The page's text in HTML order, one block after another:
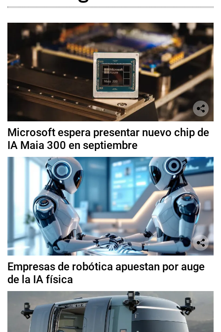
Microsoft espera presentar nuevo chip de
IA Maia 300 en septiembre
Empresas de robótica apuestan por auge
de la IA física